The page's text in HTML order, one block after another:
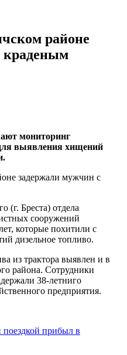
районе
краденым
мониторинг
выявления хищений
(г. Бреста) отдела
сооружений
которые похитили с
дизельное топливо.
из трактора выявлен и в
района. Сотрудники
38-летниго
предприятия.
поездкой прибыл в